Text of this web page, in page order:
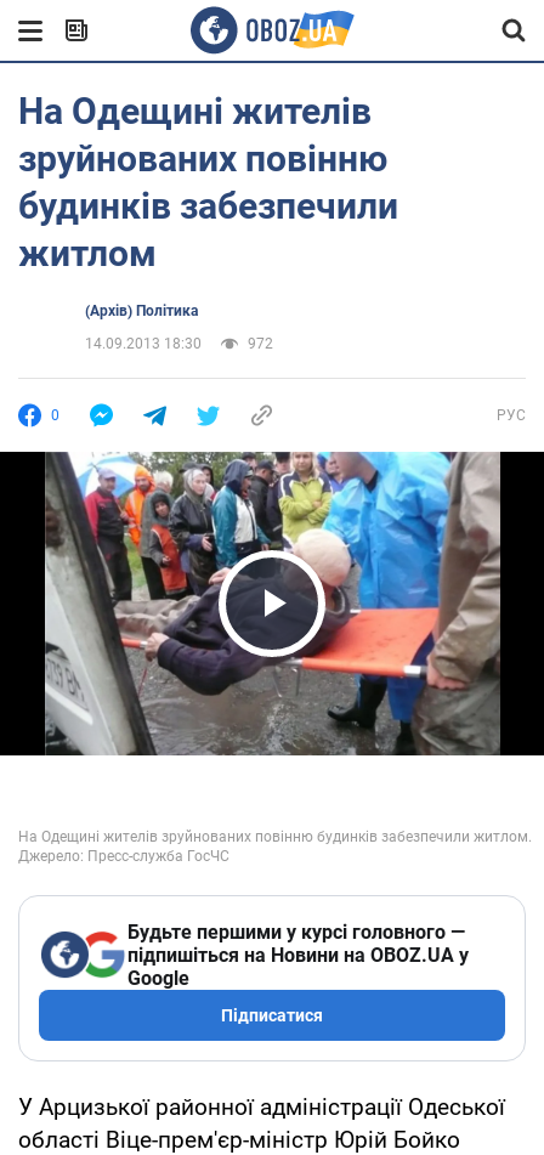
На Одещині жителів
зруйнованих повінню
будинків забезпечили
житлом
(Архів) Політика
14.09.2013 18:30
972
0 РУС
Play Video
Будьте першими у курсі головного —
підпишіться на Новини на OBOZ.UA у
Google
Підписатися
У Арцизької районної адміністрації Одеської
області Віце-прем'єр-міністр Юрій Бойко